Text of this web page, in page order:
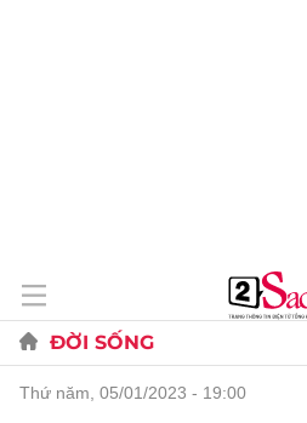
ĐỜI SỐNG
thứ năm, 05/01/2023 - 19:00